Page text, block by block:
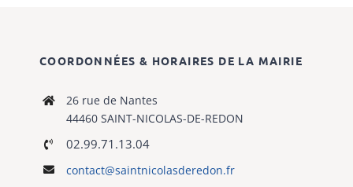
COORDONNÉES & HORAIRES DE LA MAIRIE
26 rue de Nantes
44460 SAINT-NICOLAS-DE-REDON
02.99.71.13.04
contact@saintnicolasderedon.fr